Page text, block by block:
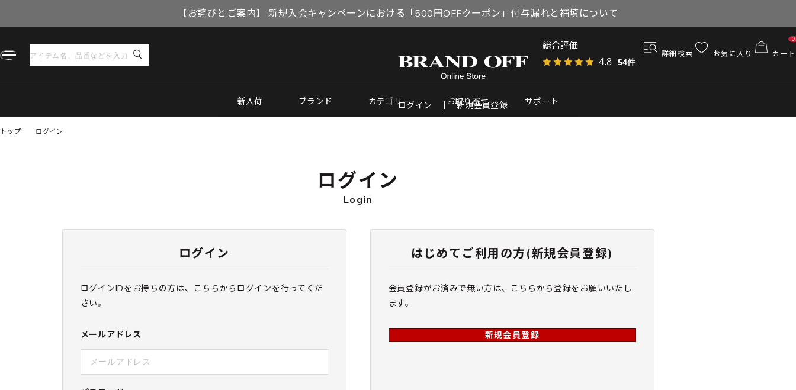
【お詫びとご案内】 新規入会キャンペーンにおける「500円OFFクーポン」付与漏れと補填について
総合評価
4.8 54件
詳細検索 お気に入り カート
0
新入荷 ブランド カテゴリー お取り寄せ サポート
ログイン 新規会員登録
トップ ログイン
ログイン
Login
ログイン
ログインIDをお持ちの方は、こちらからログインを行ってくだ
さい。
メールアドレス
はじめてご利用の方(新規会員登録)
会員登録がお済みで無い方は、こちらから登録をお願いいたし
ます。
新規会員登録